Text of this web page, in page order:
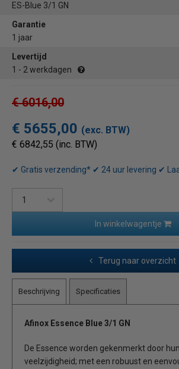
ES-Blue 3/1 GN
Garantie
1 jaar
Levertijd
1 - 2 werkdagen
€ 6016,00
€ 5655,00 (exc. BTW)
€ 6842,55 (inc. BTW)
✔ Gratis verzending* ✔ 24 uur levering ✔
In winkelwagentje
Terug naar overzicht
Beschrijving Specificaties
Afinox Essence Blue 3/1 GN
De Essence worden gekenmerkt door
veelzijdigheid; met een robuust en